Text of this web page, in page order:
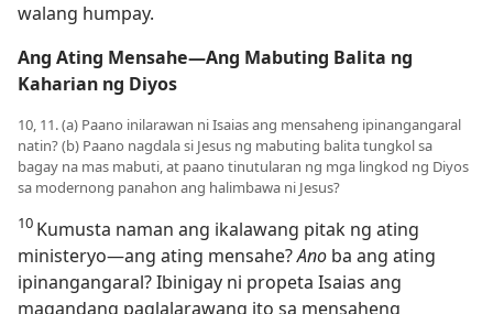
walang humpay.
Ang Ating Mensahe​—Ang Mabuting Balita ng
Kaharian ng Diyos
10, 11. (a) Paano inilarawan ni Isaias ang mensaheng ipinangangaral
natin? (b) Paano nagdala si Jesus ng mabuting balita tungkol sa
bagay na mas mabuti, at paano tinutularan ng mga lingkod ng Diyos
sa modernong panahon ang halimbawa ni Jesus?
10 Kumusta naman ang ikalawang pitak ng ating
ministeryo​—ang ating mensahe?Ano ba ang ating
ipinangangaral? Ibinigay ni propeta Isaias ang
magandang paglalarawang ito sa mensaheng